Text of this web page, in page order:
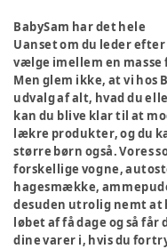
BabySam har det hele
Uanset om du leder
vælge imellem en
Men glem ikke, at vi hos
udvalg af alt, hvad du
kan du blive klar til at
lækre produkter, og du
større børn også. Vores
forskellige vogne,
hagesmække,
desuden utrolig nemt at
løbet af få dage og så
dine varer i, hvis du